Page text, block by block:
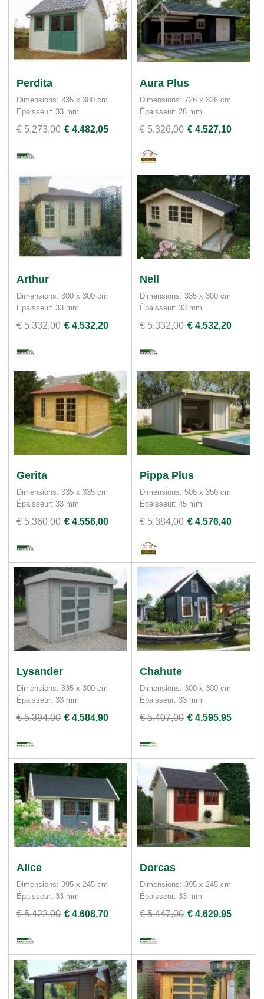
Perdita
Dimensions: 335 x 300 cm
Épaisseur: 33 mm
€ 5.273,00 € 4.482,05
Aura Plus
Dimensions: 726 x 326 cm
Épaisseur: 28 mm
€ 5.326,00 € 4.527,10
Arthur
Dimensions: 300 x 300 cm
Épaisseur: 33 mm
€ 5.332,00 € 4.532,20
Nell
Dimensions: 335 x 300 cm
Épaisseur: 33 mm
€ 5.332,00 € 4.532,20
Gerita
Dimensions: 335 x 335 cm
Épaisseur: 33 mm
€ 5.360,00 € 4.556,00
Pippa Plus
Dimensions: 506 x 356 cm
Épaisseur: 45 mm
€ 5.384,00 € 4.576,40
Lysander
Dimensions: 335 x 300 cm
Épaisseur: 33 mm
€ 5.394,00 € 4.584,90
Chahute
Dimensions: 300 x 300 cm
Épaisseur: 33 mm
€ 5.407,00 € 4.595,95
Alice
Dimensions: 395 x 245 cm
Épaisseur: 33 mm
€ 5.422,00 € 4.608,70
Dorcas
Dimensions: 395 x 245 cm
Épaisseur: 33 mm
€ 5.447,00 € 4.629,95